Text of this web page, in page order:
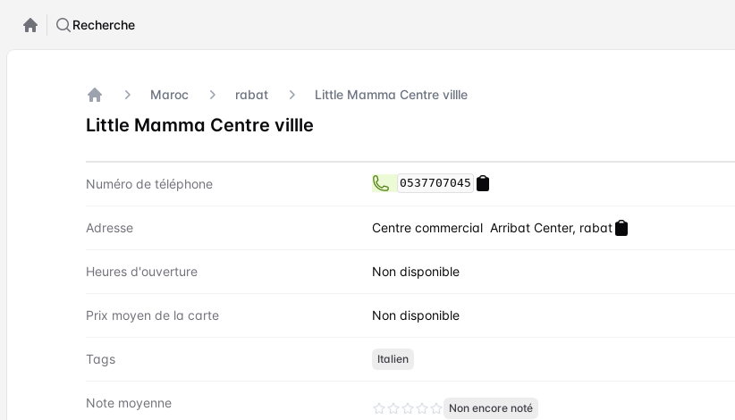
Recherche
Accueil
Maroc rabat Little Mamma Centre villle
Little Mamma Centre villle
Contact Little Mamma Centre villle
Numéro de téléphone 0537707045
Adresse Centre commercial Arribat Center, rabat
Heures d'ouverture Non disponible
Prix moyen de la carte Non disponible
Tags Italien
Note moyenne Non encore noté